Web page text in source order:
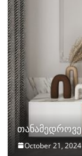
October 21, 2024